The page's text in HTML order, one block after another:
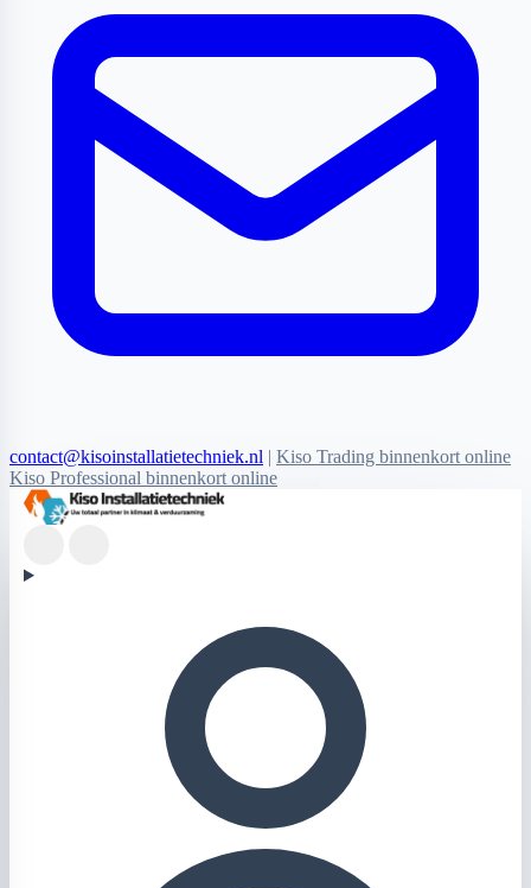
contact@kisoinstallatietechniek.nl | Kiso Trading binnenkort online
Kiso Professional binnenkort online